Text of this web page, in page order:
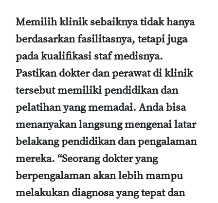
Memilih klinik sebaiknya tidak hanya
berdasarkan fasilitasnya, tetapi juga
pada kualifikasi staf medisnya.
Pastikan dokter dan perawat di klinik
tersebut memiliki pendidikan dan
pelatihan yang memadai. Anda bisa
menanyakan langsung mengenai latar
belakang pendidikan dan pengalaman
mereka. “Seorang dokter yang
berpengalaman akan lebih mampu
melakukan diagnosa yang tepat dan